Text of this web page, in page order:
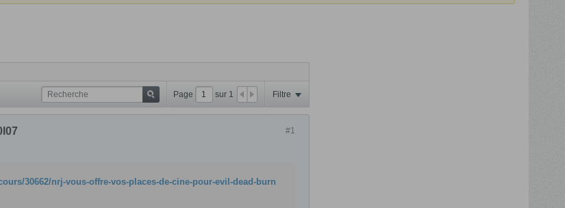
Page sur 1 Filtre
#1
30662/nrj-vous-offre-vos-places-de-cine-pour-evil-dead-burn